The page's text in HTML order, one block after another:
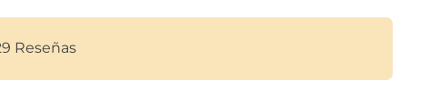
Reseñas